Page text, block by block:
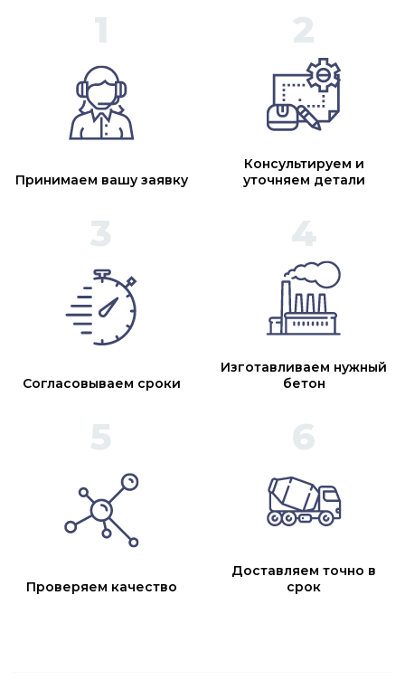
Принимаем вашу заявку
Консультируем и
уточняем детали
Согласовываем сроки
Изготавливаем нужный
бетон
Проверяем качество
Доставляем точно в
срок